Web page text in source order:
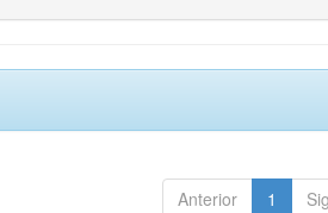
Anterior 1